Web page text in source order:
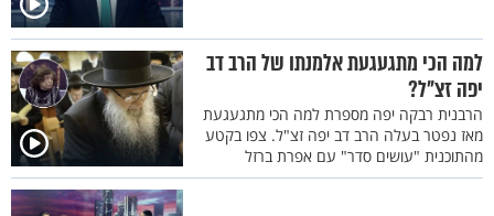
למה הכי מתגעגעת אלמנתו של הרב דב
יפה זצ"ל?
הרבנית רבקה יפה מספרת למה הכי מתגעגעת
מאז נפטר בעלה הרב דב יפה זצ"ל. צפו בקטע
מהתוכנית "עושים סדר" עם אפרת ברזל